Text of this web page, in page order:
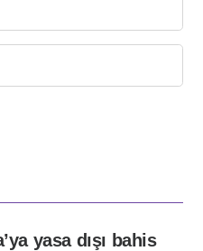
yasa dışı bahis